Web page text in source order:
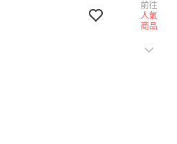
前往
人氣
商品